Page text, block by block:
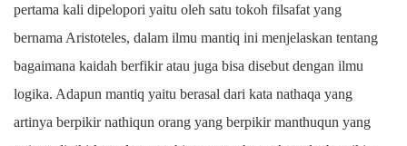
pertama kali dipelopori yaitu oleh satu tokoh filsafat yang
bernama Aristoteles, dalam ilmu mantiq ini menjelaskan tentang
bagaimana kaidah berfikir atau juga bisa disebut dengan ilmu
logika. Adapun mantiq yaitu berasal dari kata nathaqa yang
artinya berpikir nathiqun orang yang berpikir manthuqun yang